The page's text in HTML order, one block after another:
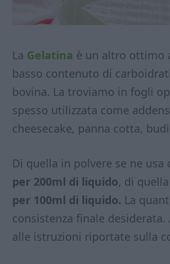
La Gelatina è un altro ottimo
basso contenuto di
bovina. La troviamo in fogli
spesso utilizzata come
cheesecake, panna cotta,
Di quella in polvere se ne usa
per 200ml di liquido, di
per 100ml di liquido. La
consistenza finale
alle istruzioni riportate sulla